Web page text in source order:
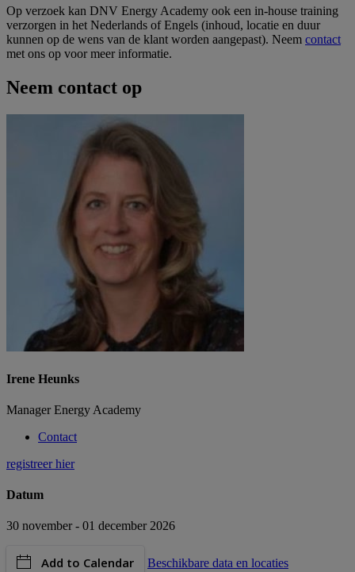
Op verzoek kan DNV Energy Academy ook een in-house training
verzorgen in het Nederlands of Engels (inhoud, locatie en duur
kunnen op de wens van de klant worden aangepast). Neem contact
met ons op voor meer informatie.
Neem contact op
Irene Heunks
Manager Energy Academy
Contact
registreer hier
Datum
30 november - 01 december 2026
Add to Calendar Beschikbare data en locaties